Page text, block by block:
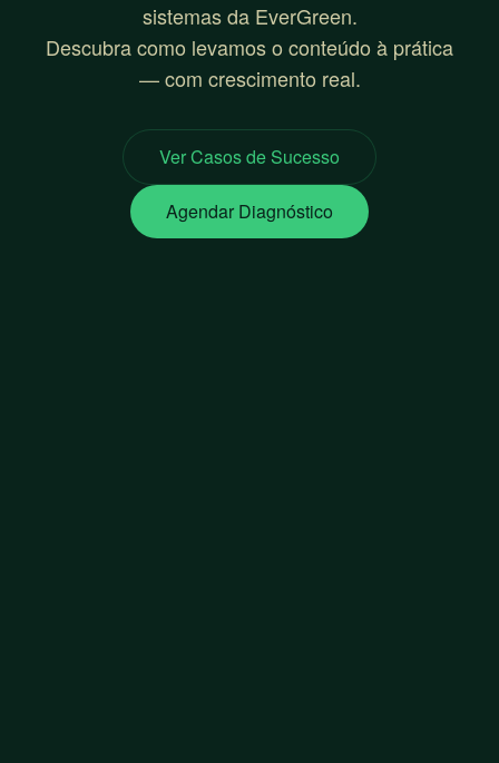
sistemas da EverGreen.
Descubra como levamos o conteúdo à prática
— com crescimento real.
Ver Casos de Sucesso
Agendar Diagnóstico